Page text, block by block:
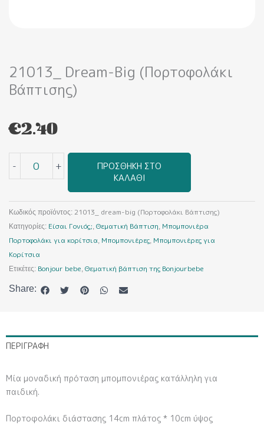
21013_ Dream-Big (Πορτοφολάκι
Βάπτισης)
€2.40
-
dream-
(Πορτοφολάκι
Βάπτισης)
ποσότητα
+
ΠΡΟΣΘΉΚΗ ΣΤΟ
ΚΑΛΆΘΙ
Κωδικός προϊόντος: 21013_ dream-big (Πορτοφολάκι Βάπτισης)
Κατηγορίες: Είσαι Γονιός;, Θεματική Βάπτιση, Μπομπονιέρα
Πορτοφολάκι για κορίτσια, Μπομπονιέρες, Μπομπονιέρες για
Κορίτσια
Ετικέτες: Bonjour bebe, Θεματική βάπτιση της Bonjourbebe
Share:
ΠΕΡΙΓΡΑΦΉ
Μία μοναδική πρόταση μπομπονιέρας κατάλληλη για
παιδική.
Πορτοφολάκι διάστασης 14cm πλάτος * 10cm ύψος